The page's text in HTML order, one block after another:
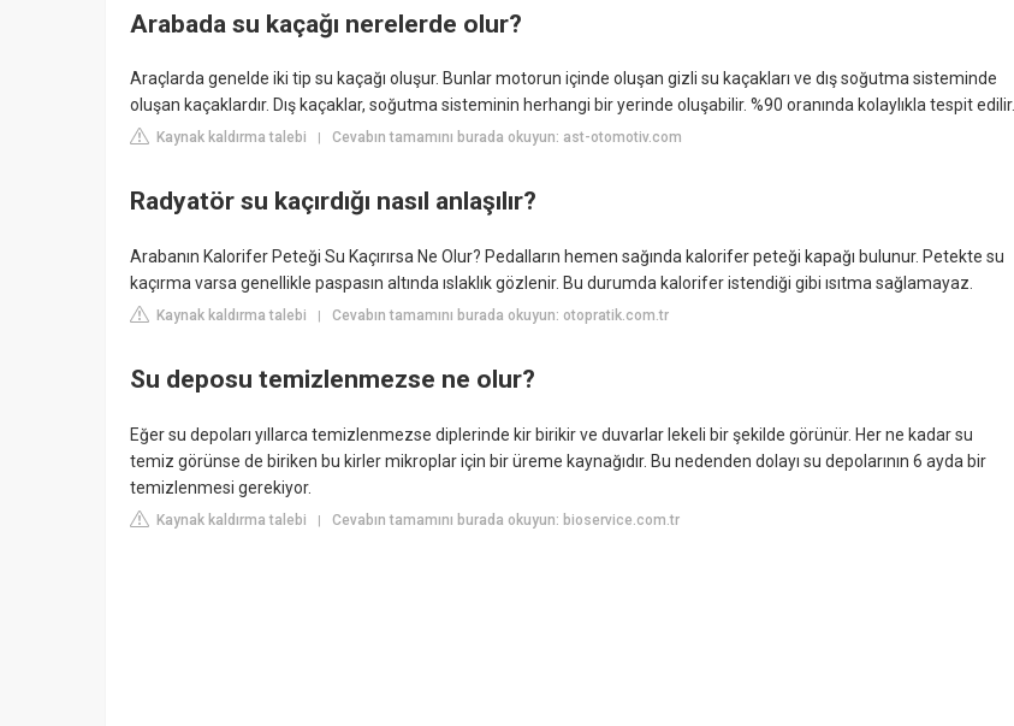
Arabada su kaçağı nerelerde olur?
Araçlarda genelde iki tip su kaçağı oluşur. Bunlar motorun içinde oluşan gizli su kaçakları ve dış soğutma sisteminde
oluşan kaçaklardır. Dış kaçaklar, soğutma sisteminin herhangi bir yerinde oluşabilir. %90 oranında kolaylıkla tespit edilir.
Kaynak kaldırma talebi | Cevabın tamamını burada okuyun: ast-otomotiv.com
Radyatör su kaçırdığı nasıl anlaşılır?
Arabanın Kalorifer Peteği Su Kaçırırsa Ne Olur? Pedalların hemen sağında kalorifer peteği kapağı bulunur. Petekte su
kaçırma varsa genellikle paspasın altında ıslaklık gözlenir. Bu durumda kalorifer istendiği gibi ısıtma sağlamayaz.
Kaynak kaldırma talebi | Cevabın tamamını burada okuyun: otopratik.com.tr
Su deposu temizlenmezse ne olur?
Eğer su depoları yıllarca temizlenmezse diplerinde kir birikir ve duvarlar lekeli bir şekilde görünür. Her ne kadar su
temiz görünse de biriken bu kirler mikroplar için bir üreme kaynağıdır. Bu nedenden dolayı su depolarının 6 ayda bir
temizlenmesi gerekiyor.
Kaynak kaldırma talebi | Cevabın tamamını burada okuyun: bioservice.com.tr